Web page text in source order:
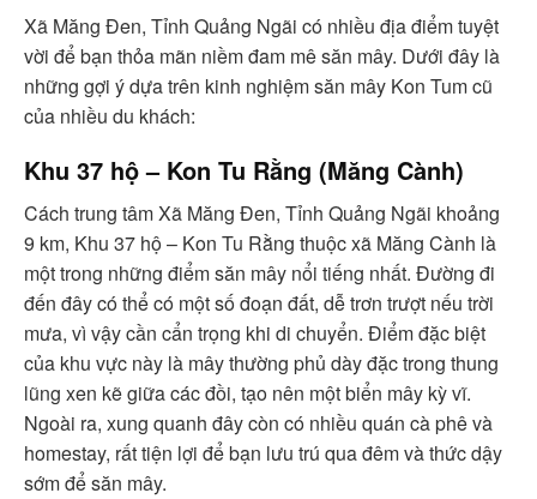
Xã Măng Đen, Tỉnh Quảng Ngãi có nhiều địa điểm tuyệt
vời để bạn thỏa mãn niềm đam mê săn mây. Dưới đây là
những gợi ý dựa trên kinh nghiệm săn mây Kon Tum cũ
của nhiều du khách:
Khu 37 hộ – Kon Tu Rằng (Măng Cành)
Cách trung tâm Xã Măng Đen, Tỉnh Quảng Ngãi khoảng
9 km, Khu 37 hộ – Kon Tu Rằng thuộc xã Măng Cành là
một trong những điểm săn mây nổi tiếng nhất. Đường đi
đến đây có thể có một số đoạn đất, dễ trơn trượt nếu trời
mưa, vì vậy cần cẩn trọng khi di chuyển. Điểm đặc biệt
của khu vực này là mây thường phủ dày đặc trong thung
lũng xen kẽ giữa các đồi, tạo nên một biển mây kỳ vĩ.
Ngoài ra, xung quanh đây còn có nhiều quán cà phê và
homestay, rất tiện lợi để bạn lưu trú qua đêm và thức dậy
sớm để săn mây.